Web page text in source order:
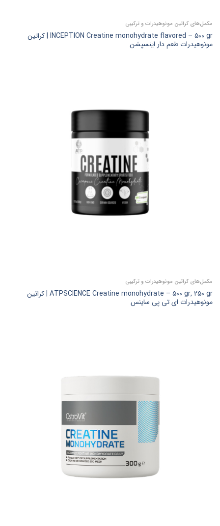
مکمل‌های کراتین مونوهیدرات و ترکیبی
INCEPTION Creatine monohydrate flavored – 500 gr | کراتین
مونوهیدرات طعم دار اینسپشن
مکمل‌های کراتین مونوهیدرات و ترکیبی
ATPSCIENCE Creatine monohydrate – 500 gr, 250 gr | کراتین
مونوهیدرات ای تی پی ساینس